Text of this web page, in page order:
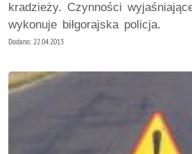
kradzieży. Czynności
wykonuje biłgorajska policja.
Dodano: 22.04.2013